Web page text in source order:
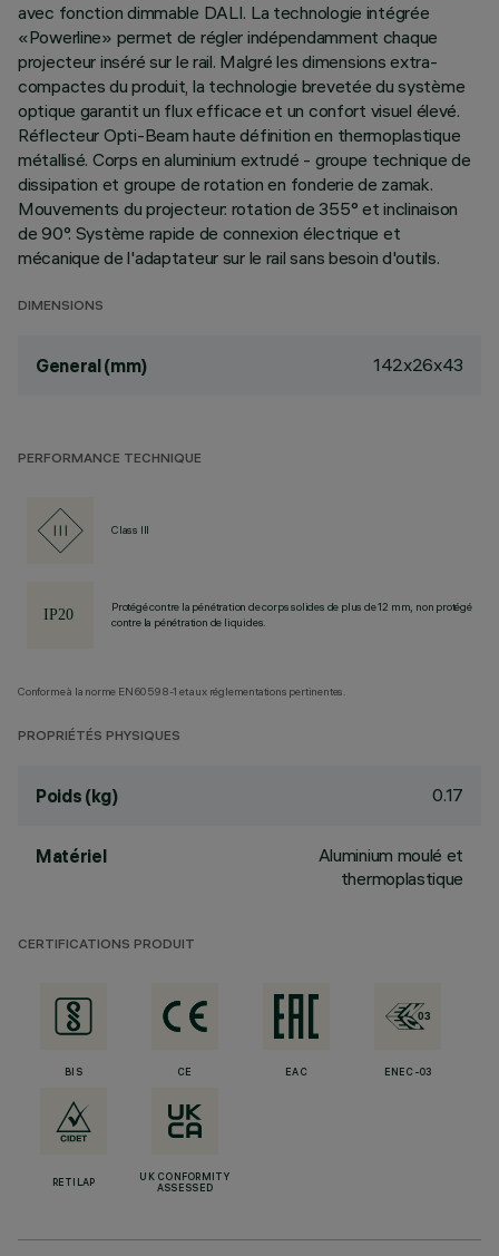
avec fonction dimmable DALI. La technologie intégrée
«Powerline» permet de régler indépendamment chaque
projecteur inséré sur le rail. Malgré les dimensions extra-
compactes du produit, la technologie brevetée du système
optique garantit un flux efficace et un confort visuel élevé.
Réflecteur Opti-Beam haute définition en thermoplastique
métallisé. Corps en aluminium extrudé - groupe technique de
dissipation et groupe de rotation en fonderie de zamak.
Mouvements du projecteur: rotation de 355° et inclinaison
de 90°. Système rapide de connexion électrique et
mécanique de l'adaptateur sur le rail sans besoin d'outils.
DIMENSIONS
General (mm) 142x26x43
PERFORMANCE TECHNIQUE
Class III
Protégé contre la pénétration de corps solides de plus de 12 mm, non protégé
contre la pénétration de liquides.
Conforme à la norme EN60598-1 et aux réglementations pertinentes.
PROPRIÉTÉS PHYSIQUES
Poids (kg) 0.17
Matériel
Aluminium moulé et
thermoplastique
CERTIFICATIONS PRODUIT
BIS CE EAC ENEC-03
RETILAP
UK CONFORMITY
ASSESSED